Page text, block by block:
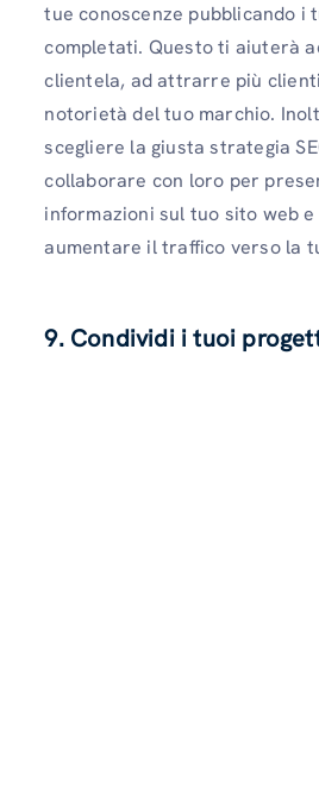
tue conoscenze pubblicando i
completati. Questo ti aiuterà
clientela, ad attrarre più
notorietà del tuo marchio.
scegliere la giusta strategia
collaborare con loro per
informazioni sul tuo sito web
aumentare il traffico verso la
9. Condividi i tuoi